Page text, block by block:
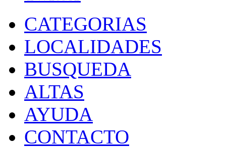
CATEGORIAS
LOCALIDADES
BUSQUEDA
ALTAS
AYUDA
CONTACTO